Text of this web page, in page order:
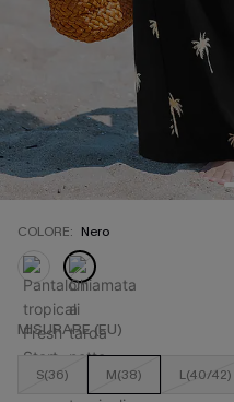
COLORE: Nero
MISURARE (EU)
S(36) M(38) L(40/42)